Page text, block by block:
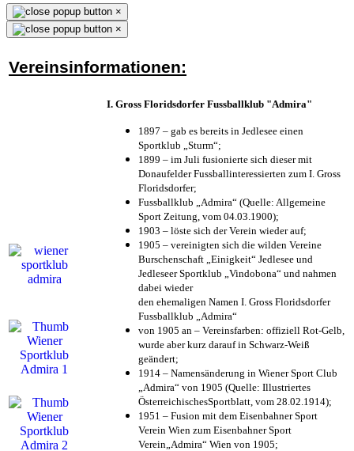
×
×
Vereinsinformationen:
I. Gross Floridsdorfer Fussballklub "Admira"
1897 – gab es bereits in Jedlesee einen
Sportklub „Sturm“;
1899 – im Juli fusionierte sich dieser mit
Donaufelder Fussballinteressierten zum I. Gross
Floridsdorfer;
Fussballklub „Admira“ (Quelle: Allgemeine
Sport Zeitung, vom 04.03.1900);
1903 – löste sich der Verein wieder auf;
1905 – vereinigten sich die wilden Vereine
Burschenschaft „Einigkeit“ Jedlesee und
Jedleseer Sportklub „Vindobona“ und nahmen
dabei wieder
den ehemaligen Namen I. Gross Floridsdorfer
Fussballklub „Admira“
von 1905 an – Vereinsfarben: offiziell Rot-Gelb,
wurde aber kurz darauf in Schwarz-Weiß
geändert;
1914 – Namensänderung in Wiener Sport Club
„Admira“ von 1905 (Quelle: Illustriertes
ÖsterreichischesSportblatt, vom 28.02.1914);
1951 – Fusion mit dem Eisenbahner Sport
Verein Wien zum Eisenbahner Sport
Verein„Admira“ Wien von 1905;